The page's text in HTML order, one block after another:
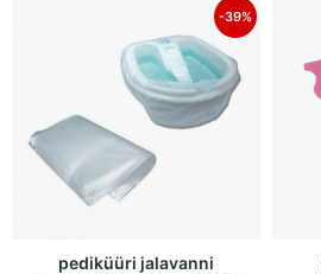
-39%
pediküüri jalavanni